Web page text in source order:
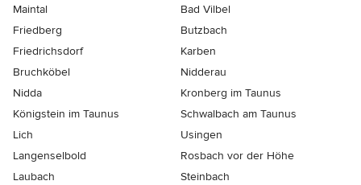
Maintal
Bad Vilbel
Friedberg
Butzbach
Friedrichsdorf
Karben
Bruchköbel
Nidderau
Nidda
Kronberg im Taunus
Königstein im Taunus
Schwalbach am Taunus
Lich
Usingen
Langenselbold
Rosbach vor der Höhe
Laubach
Steinbach